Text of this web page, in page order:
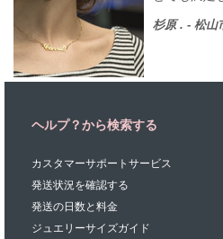
杉原 . - 松山
ヘルプ？から検索する
カスタマーサポートサービス
発送状況を確認する
発送の日数と料金
ジュエリーサイズガイド